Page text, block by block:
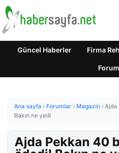
Güncel Haberler Firma
Forum
Ana sayfa › Forumlar › Magazin › Ajda
Bakın ne yedi
Ajda Pekkan 40